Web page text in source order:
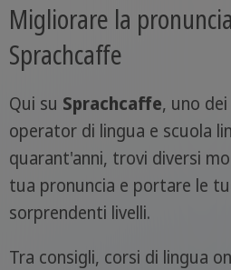
Migliorare la
Sprachcaffe
Qui su Sprachcaffe, uno
operator di lingua e scuola
quarant'anni, trovi diversi
tua pronuncia e portare le
sorprendenti livelli.
Tra consigli, corsi di lingua